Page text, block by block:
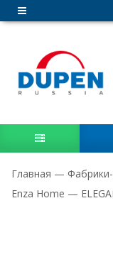
Главная —
Enza Home —